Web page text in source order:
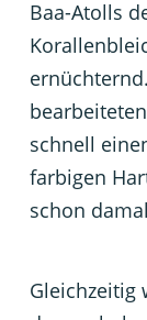
Baa-Atolls
schnell
farbigen
schon
Gleichzeitig